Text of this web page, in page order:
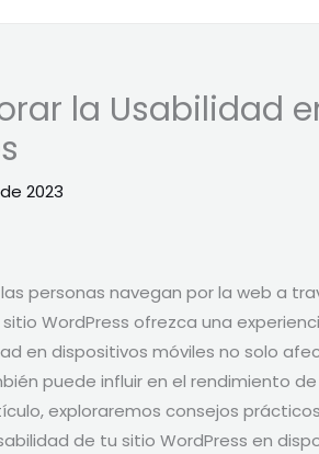
la Usabilidad
2023
personas navegan por la web a
WordPress ofrezca una
en dispositivos móviles no solo
puede influir en el rendimiento
exploraremos consejos
de tu sitio WordPress en